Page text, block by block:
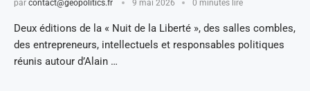
par contact@geopolitics.fr 9 mai 2026 0 minutes lire
Deux éditions de la « Nuit de la Liberté », des salles combles,
des entrepreneurs, intellectuels et responsables politiques
réunis autour d’Alain …